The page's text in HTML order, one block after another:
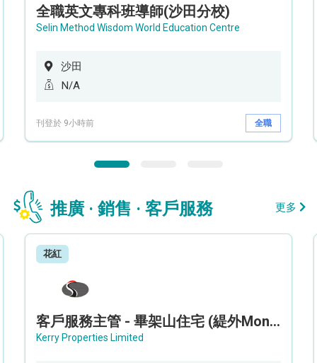
全職英文專科班導師(沙田分校)
Selin Method Wisdom World Education Centre
沙田
N/A
刊登於 9小時前 全職
推廣 · 銷售 · 客戶服務 更多
花紅
客戶服務主管 - 畢架山住宅 (緹外Mont Verra)
Kerry Properties Limited